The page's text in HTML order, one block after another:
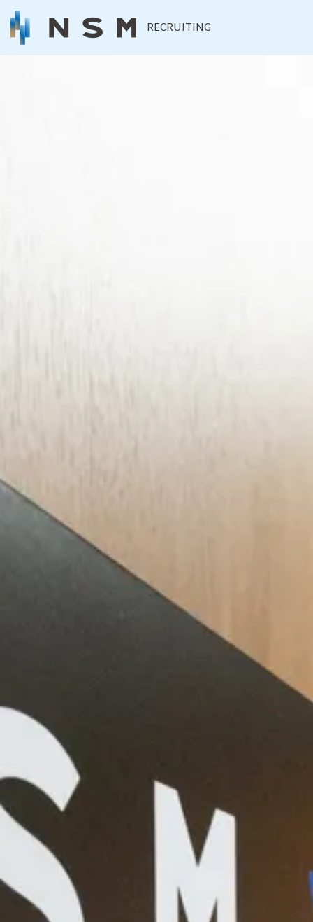
RECRUITING